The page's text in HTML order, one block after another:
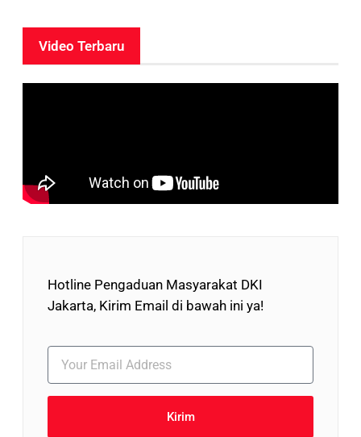
Video Terbaru
Hotline Pengaduan Masyarakat DKI
Jakarta, Kirim Email di bawah ini ya!
Kirim